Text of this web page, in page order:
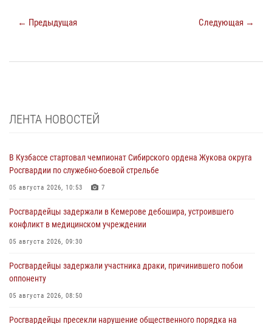
← Предыдущая Следующая →
ЛЕНТА НОВОСТЕЙ
В Кузбассе стартовал чемпионат Сибирского ордена Жукова округа
Росгвардии по служебно-боевой стрельбе
05 августа 2026, 10:53 7
Росгвардейцы задержали в Кемерове дебошира, устроившего
конфликт в медицинском учреждении
05 августа 2026, 09:30
Росгвардейцы задержали участника драки, причинившего побои
оппоненту
05 августа 2026, 08:50
Росгвардейцы пресекли нарушение общественного порядка на